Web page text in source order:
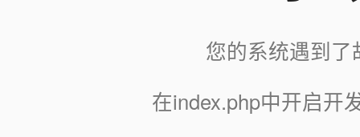
您的系统遇到
在index.php中开启开